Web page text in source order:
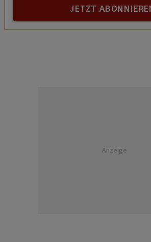
JETZT
Anzeige